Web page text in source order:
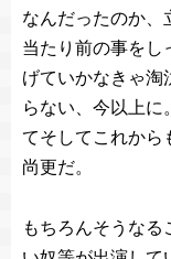
なんだったのか
当たり前の事をし
げていかなきゃ淘
らない、今以上に
てそしてこれから
尚更だ。
もちろんそうな